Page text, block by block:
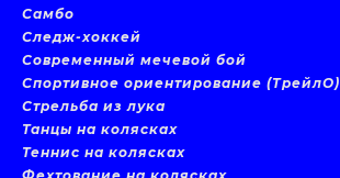
Самбо
Следж-хоккей
Современный мечевой бой
Спортивное ориентирование (ТрейлО)
Стрельба из лука
Танцы на колясках
Теннис на колясках